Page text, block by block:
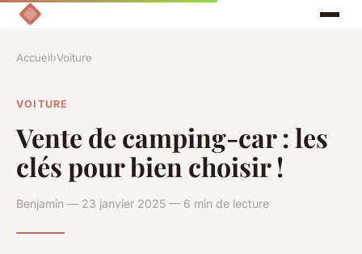
Accueil›Voiture
VOITURE
Vente de camping-car : les
clés pour bien choisir !
Benjamin — 23 janvier 2025 — 6 min de lecture